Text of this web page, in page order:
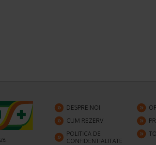
DESPRE NOI
CUM REZERV
POLITICA DE
CONFIDENTIALITATE